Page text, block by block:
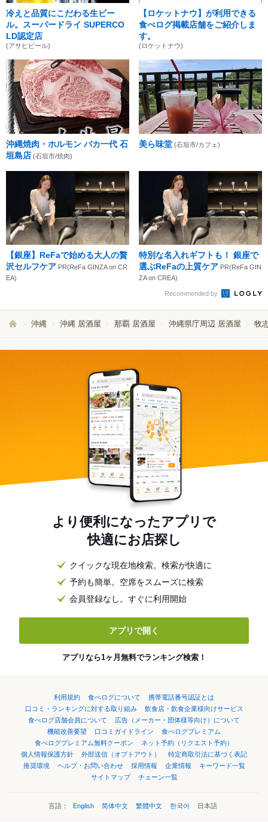
冷えと品質にこだわる生ビー
ル。スーパードライ SUPERCO
LD認定店
(アサヒビール)
【ロケットナウ】が利用できる
食べログ掲載店舗をご紹介しま
す。
(ロケットナウ)
沖縄焼肉・ホルモン バカ一代 石
垣島店 (石垣市/焼肉)
美ら味堂 (石垣市/カフェ)
【銀座】ReFaで始める大人の贅
沢セルフケア PR(ReFa GINZA on CR
EA)
特別な名入れギフトも！ 銀座で
選ぶReFaの上質ケア PR(ReFa GIN
ZA on CREA)
Recommended by
沖縄 沖縄 居酒屋 那覇 居酒屋 沖縄県庁周辺 居酒屋 牧
より便利になったアプリで
快適にお店探し
クイックな現在地検索。検索が快適に
予約も簡単。空席をスムーズに検索
会員登録なし。すぐに利用開始
アプリで開く
アプリなら1ヶ月無料でランキング検索！
利用規約 食べログについて
携帯電話番号認証とは
口コミ・ランキングに対する取り組み
飲食店・飲食企業様向けサービス
食べログ店舗会員について
広告（メーカー・団体様等向け）について
機能改善要望
口コミガイドライン
食べログプレミアム
食べログプレミアム無料クーポン
ネット予約（リクエスト予約）
個人情報保護方針
外部送信（オプトアウト）
特定商取引法に基づく表記
推奨環境
ヘルプ・お問い合わせ 採用情報 企業情報
キーワード一覧
サイトマップ
チェーン一覧
言語： English 简体中文 繁體中文 한국어 日本語